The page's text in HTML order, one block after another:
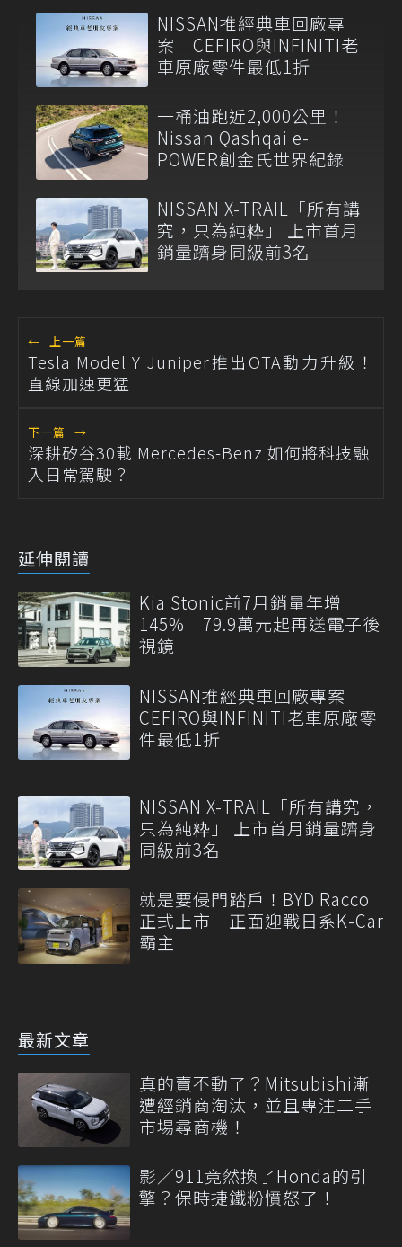
NISSAN推經典車回廠專
案 CEFIRO與INFINITI老
車原廠零件最低1折
一桶油跑近2,000公里！
Nissan Qashqai e-
POWER創金氏世界紀錄
NISSAN X-TRAIL「所有講
究，只為純粋」 上市首月
銷量躋身同級前3名
← 上一篇
Tesla Model Y Juniper推出OTA動力升級！
直線加速更猛
下一篇 →
深耕矽谷30載 Mercedes-Benz 如何將科技融
入日常駕駛？
延伸閱讀
Kia Stonic前7月銷量年增
145% 79.9萬元起再送電子後
視鏡
NISSAN推經典車回廠專案
CEFIRO與INFINITI老車原廠零
件最低1折
NISSAN X-TRAIL「所有講究，
只為純粋」 上市首月銷量躋身
同級前3名
就是要侵門踏戶！BYD Racco
正式上市 正面迎戰日系K-Car
霸主
最新文章
真的賣不動了？Mitsubishi漸
遭經銷商淘汰，並且專注二手
市場尋商機！
影／911竟然換了Honda的引
擎？保時捷鐵粉憤怒了！